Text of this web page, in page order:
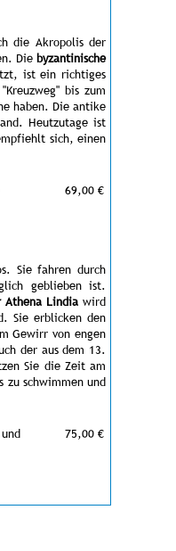
die Akropolis der
Diebyzantinische
ist ein richtiges
bis zum
haben. Die antike
Heutzutage ist
sich, einen
69,00 €
Sie fahren durch
geblieben ist.
Athena Lindiawird
Sie erblicken den
Gewirr von engen
der aus dem 13.
Sie die Zeit am
zu schwimmen und
75,00 €